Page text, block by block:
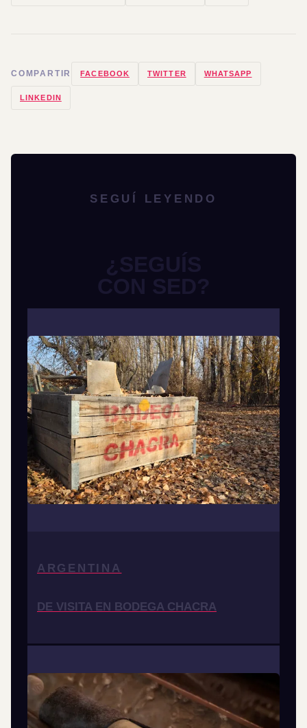
COMPARTIR FACEBOOK TWITTER WHATSAPP
LINKEDIN
SEGUÍ LEYENDO
¿SEGUÍS
CON SED?
ARGENTINA
DE VISITA EN BODEGA CHACRA